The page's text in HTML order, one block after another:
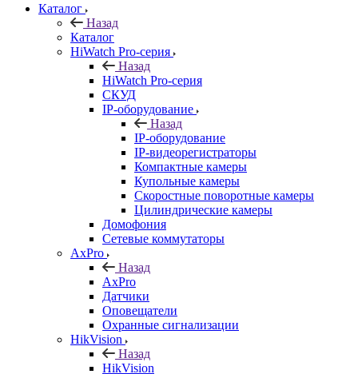
Каталог
Назад
Каталог
HiWatch Pro-серия
Назад
HiWatch Pro-серия
CКУД
IP-оборудование
Назад
IP-оборудование
IP-видеорегистраторы
Компактные камеры
Купольные камеры
Скоростные поворотные камеры
Цилиндрические камеры
Домофония
Сетевые коммутаторы
AxPro
Назад
AxPro
Датчики
Оповещатели
Охранные сигнализации
HikVision
Назад
HikVision